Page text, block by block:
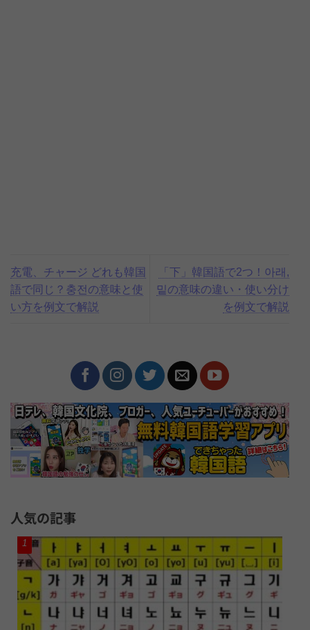
充電、チャージ どれも韓国
語で同じ？충전の意味と使
い方を例文で解説
「下」韓国語で2つ！아래,
밑の意味の違い・使い分け
を例文で解説
人気の記事